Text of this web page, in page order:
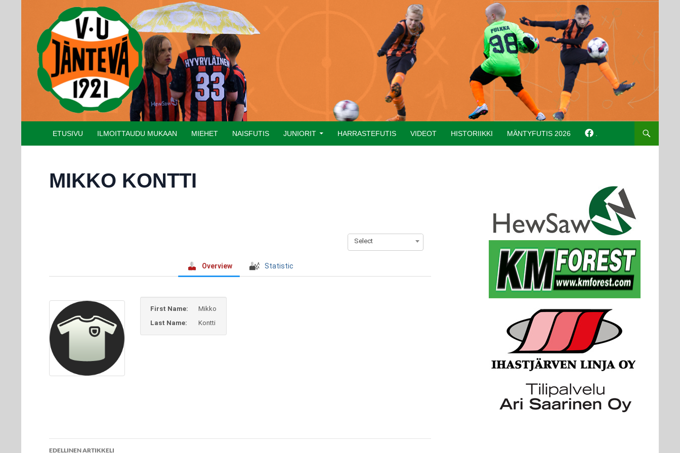
ETUSIVU
ILMOITTAUDU MUKAAN MIEHET NAISFUTIS JUNIORIT HARRASTEFUTIS VIDEOT HISTORIIKKI MÄNTYFUTIS 2026
MIKKO KONTTI
Select
Overview Statistic
First Name:
Mikko
Last Name:
Kontti
Artikkelien
EDELLINEN ARTIKKELI